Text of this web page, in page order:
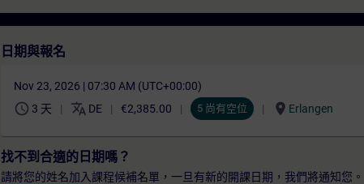
日期與報名
Nov 23, 2026 | 07:30 AM (UTC+00:00)
schedule 3 天 translate DE €2,385.00 5 尚有空位 location_on Erlangen
找不到合適的日期嗎？
請將您的姓名加入課程候補名單，一旦有新的開課日期，我們將通知您。